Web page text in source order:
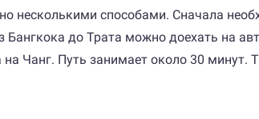
несколькими способами. Сначала
до Трата можно доехать на
Чанг. Путь занимает около 30 минут.